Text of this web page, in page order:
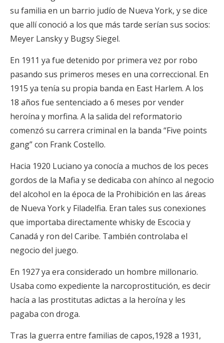
su familia en un barrio judío de Nueva York, y se dice
que allí conoció a los que más tarde serían sus socios:
Meyer Lansky y Bugsy Siegel.
En 1911 ya fue detenido por primera vez por robo
pasando sus primeros meses en una correccional. En
1915 ya tenía su propia banda en East Harlem. A los
18 años fue sentenciado a 6 meses por vender
heroína y morfina. A la salida del reformatorio
comenzó su carrera criminal en la banda “Five points
gang” con Frank Costello.
Hacia 1920 Luciano ya conocía a muchos de los peces
gordos de la Mafia y se dedicaba con ahínco al negocio
del alcohol en la época de la Prohibición en las áreas
de Nueva York y Filadelfia. Eran tales sus conexiones
que importaba directamente whisky de Escocia y
Canadá y ron del Caribe. También controlaba el
negocio del juego.
En 1927 ya era considerado un hombre millonario.
Usaba como expediente la narcoprostitución, es decir
hacía a las prostitutas adictas a la heroína y les
pagaba con droga.
Tras la guerra entre familias de capos,1928 a 1931,